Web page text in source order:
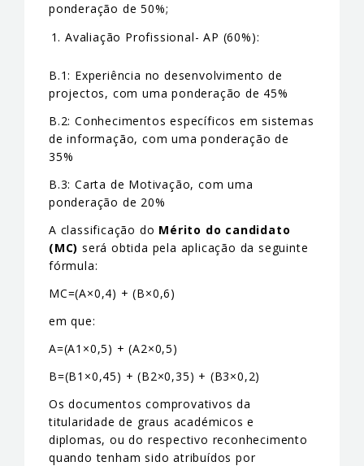
ponderação de 50%;
Avaliação Profissional- AP (60%):
B.1: Experiência no desenvolvimento de
projectos, com uma ponderação de 45%
B.2: Conhecimentos específicos em sistemas
de informação, com uma ponderação de
35%
B.3: Carta de Motivação, com uma
ponderação de 20%
A classificação do Mérito do candidato
(MC) será obtida pela aplicação da seguinte
fórmula:
MC=(A×0,4) + (B×0,6)
em que:
A=(A1×0,5) + (A2×0,5)
B=(B1×0,45) + (B2×0,35) + (B3×0,2)
Os documentos comprovativos da
titularidade de graus académicos e
diplomas, ou do respectivo reconhecimento
quando tenham sido atribuídos por